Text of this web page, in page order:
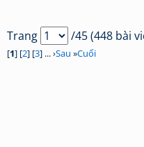
Trang /45 (448 bài
[1] [2] [3] ... ›Sau »Cuối